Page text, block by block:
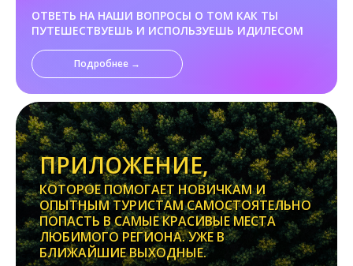
ОТВЕТЬ НА НАШИ ВОПРОСЫ О ТОМ КАК ТЫ
ПУТЕШЕСТВУЕШЬ И ИСПОЛЬЗУЕШЬ ИДИЛЕСОМ
Подробнее →
ПРИЛОЖЕНИЕ,
КОТОРОЕ ПОМОГАЕТ НОВИЧКАМ И
ОПЫТНЫМ ТУРИСТАМ САМОСТОЯТЕЛЬНО
ПОПАСТЬ В САМЫЕ КРАСИВЫЕ МЕСТА
ЛЮБИМОГО РЕГИОНА. УЖЕ В
БЛИЖАЙШИЕ ВЫХОДНЫЕ.